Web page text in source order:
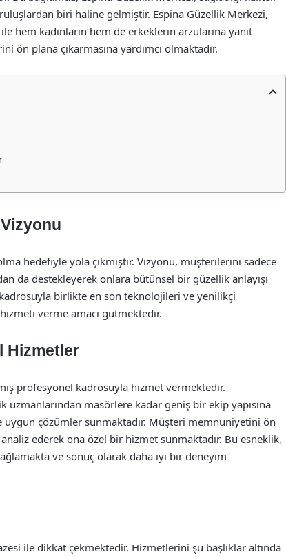
biri haline gelmiştir. Espina Güzellik Merkezi,
hem kadınların hem de erkeklerin arzularına yanıt
plana çıkarmasına yardımcı olmaktadır.
hedefiyle yola çıkmıştır. Vizyonu, müşterilerini sadece
da destekleyerek onlara bütünsel bir güzellik anlayışı
birlikte en son teknolojileri ve yenilikçi
verme amacı gütmektedir.
Hizmetler
profesyonel kadrosuyla hizmet vermektedir.
masörlere kadar geniş bir ekip yapısına
çözümler sunmaktadır. Müşteri memnuniyetini ön
ederek ona özel bir hizmet sunmaktadır. Bu esneklik,
ve sonuç olarak daha iyi bir deneyim
ile dikkat çekmektedir. Hizmetlerini şu başlıklar altında